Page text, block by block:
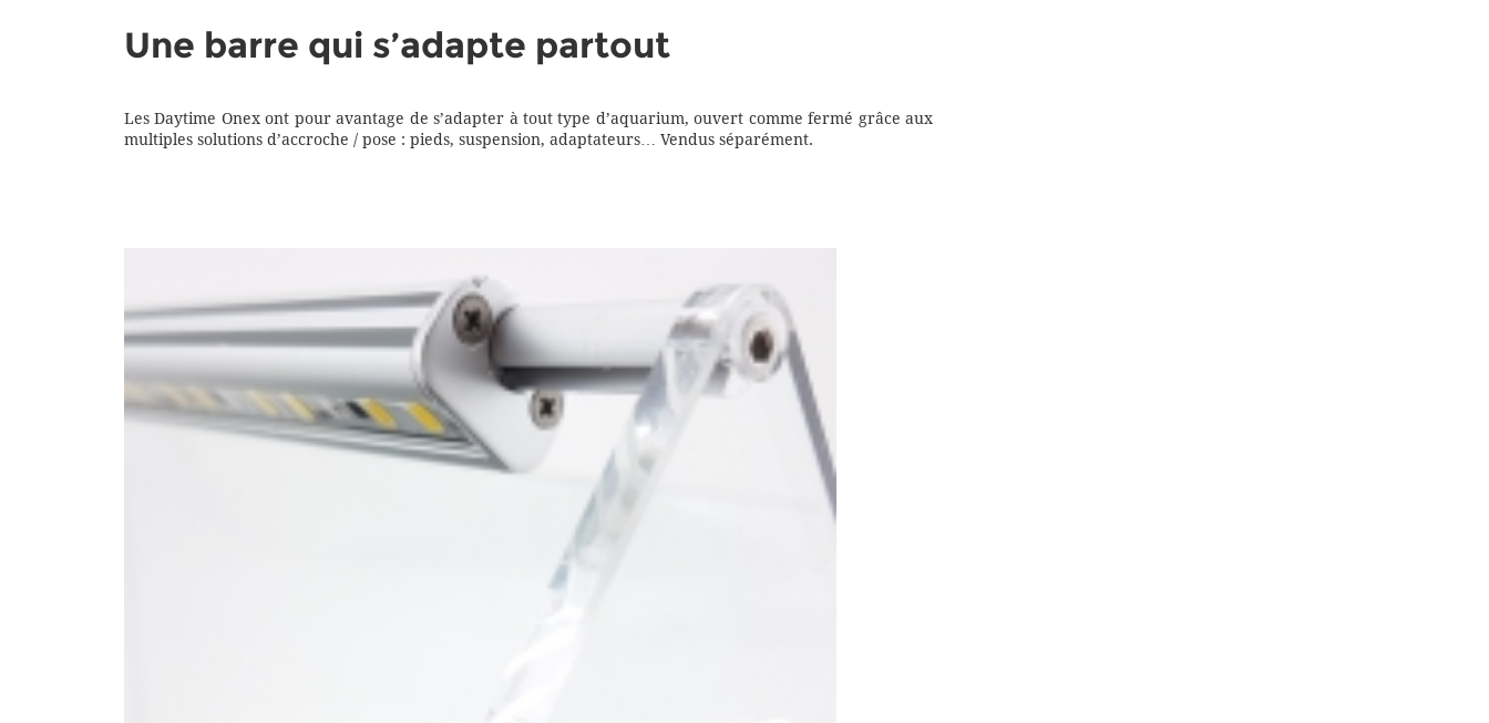
Une barre qui s’adapte partout
Les Daytime Onex ont pour avantage de s’adapter à tout type d’aquarium, ouvert comme fermé grâce aux
multiples solutions d’accroche / pose : pieds, suspension, adaptateurs… Vendus séparément.